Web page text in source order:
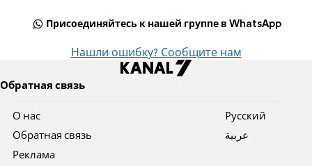
Присоединяйтесь к нашей группе в WhatsApp
Нашли ошибку? Сообщите нам
Обратная связь
О нас
Обратная связь
Реклама
Pусский
عربية